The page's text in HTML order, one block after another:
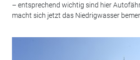
– entsprechend wichtig sind hier
macht sich jetzt das Niedrigwasser